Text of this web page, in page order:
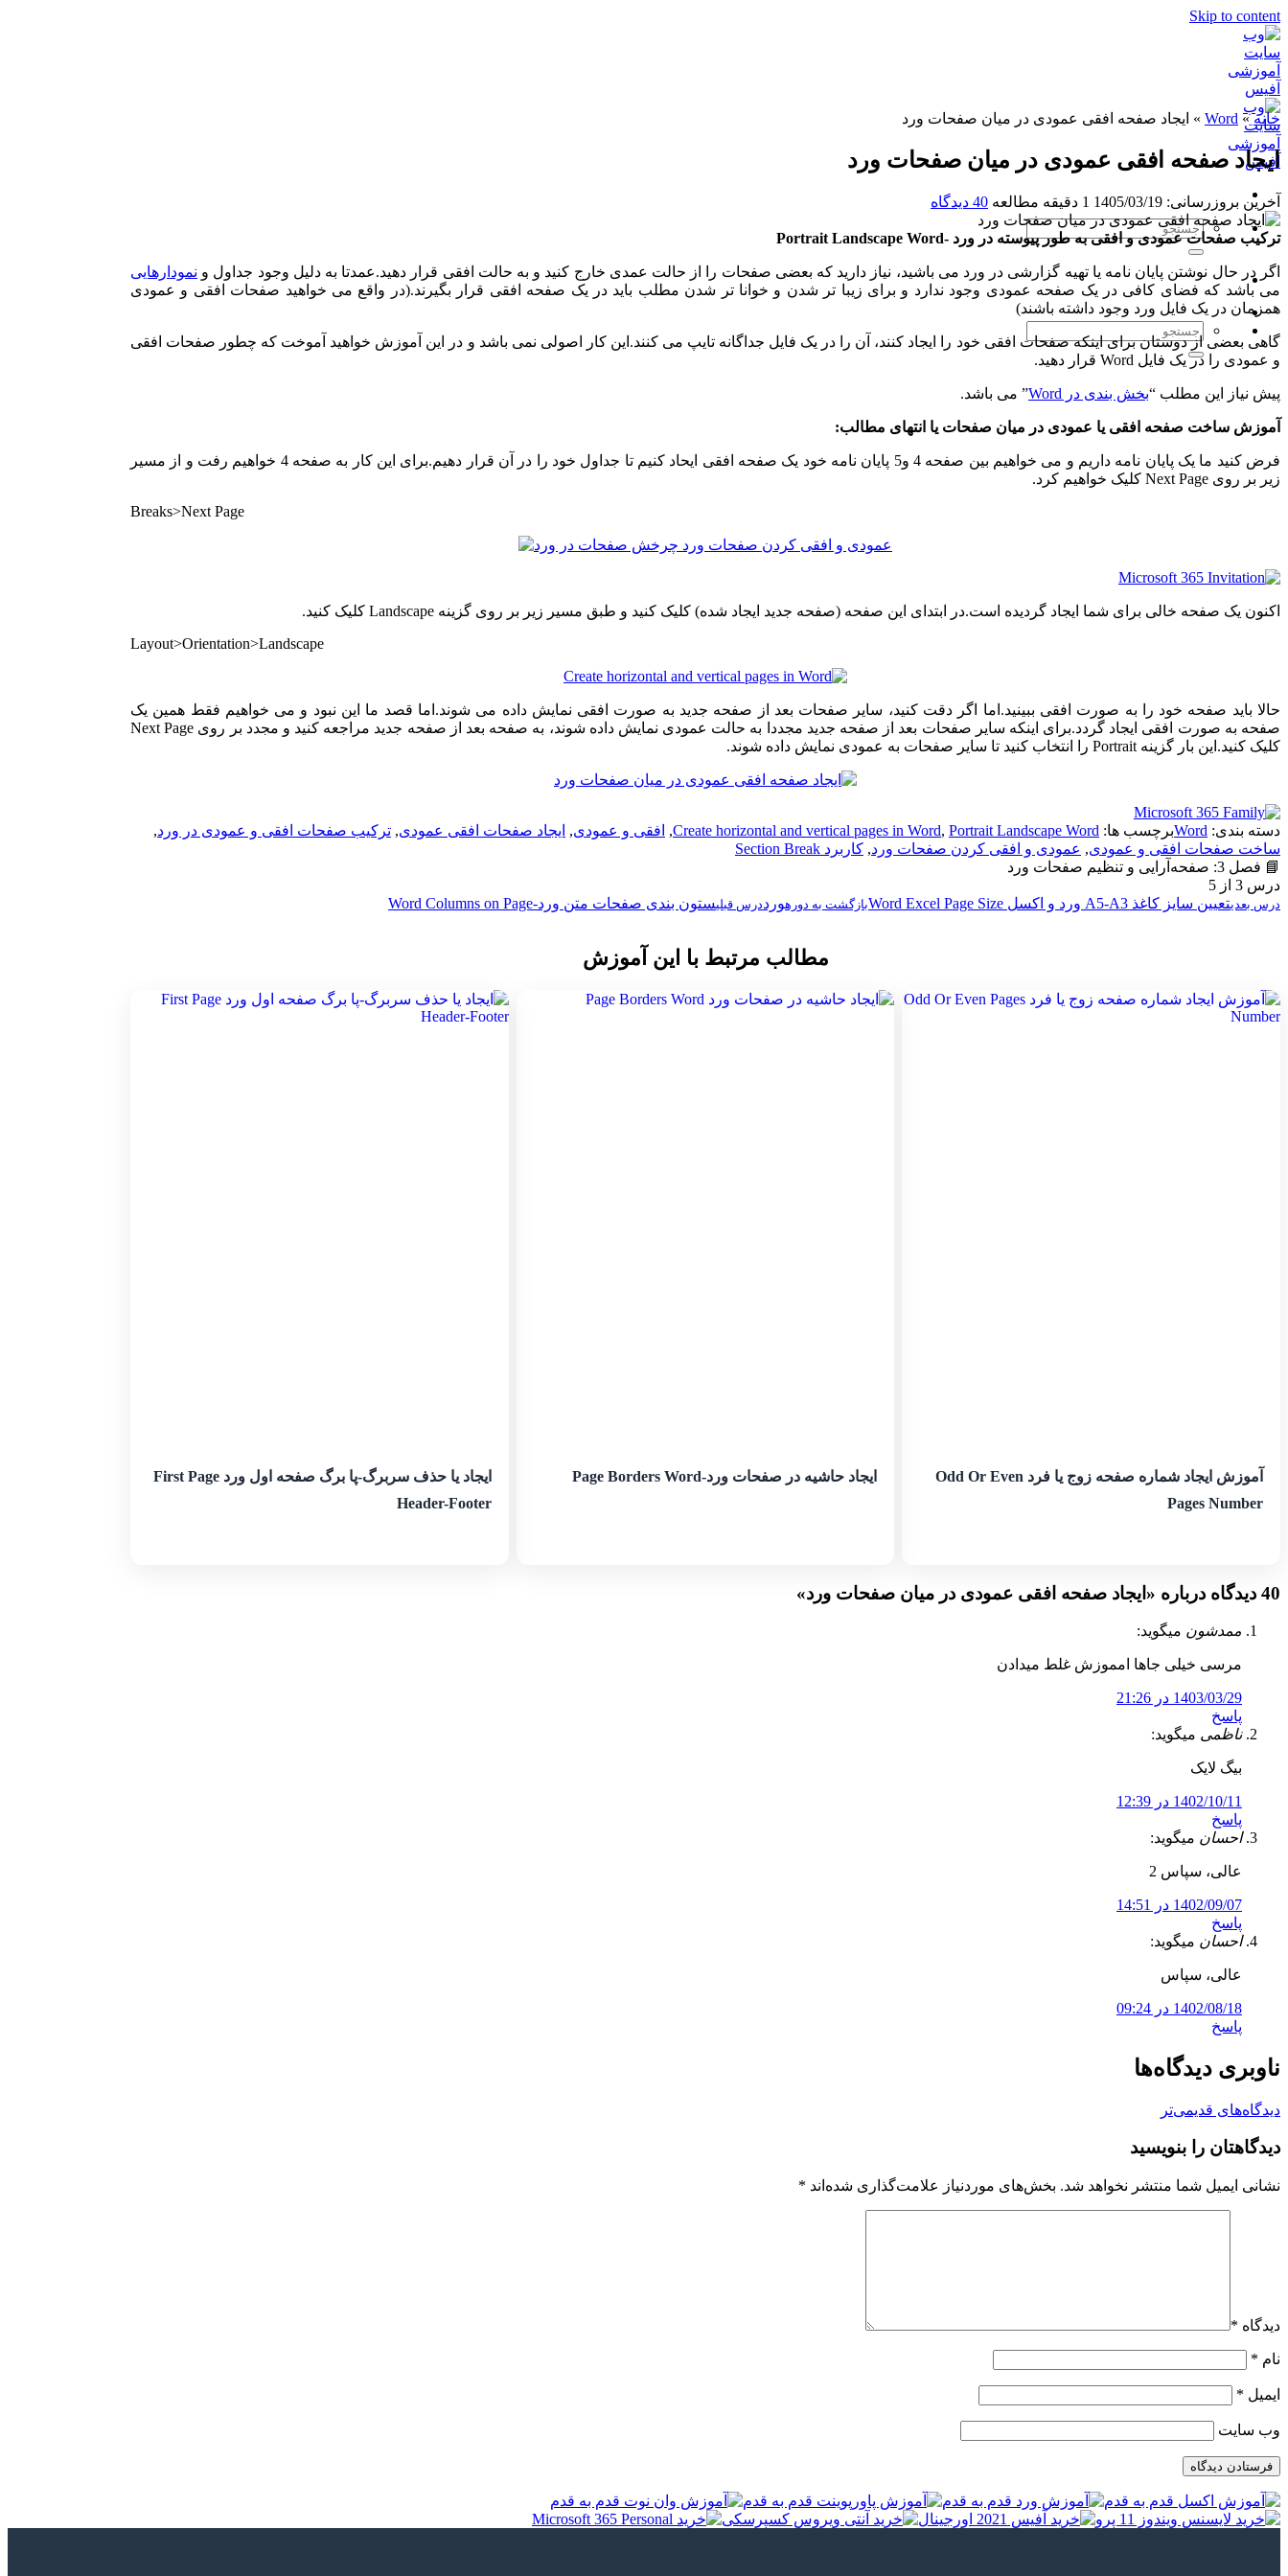
Skip to content
خانه»
Word
» ایجاد صفحه افقی عمودی در میان صفحات ورد
ایجاد صفحه افقی عمودی در میان صفحات ورد
آخرین بروزرسانی: 1405/03/19 1 دقیقه مطالعه 40 دیدگاه
ترکیب صفحات عمودی و افقی به طور پیوسته در ورد -Portrait Landscape Word
اگر در حال نوشتن پایان نامه یا تهیه گزارشی در ورد می باشید، نیاز دارید که بعضی صفحات را از حالت عمدی خارج کنید و به حالت افقی قرار دهید.عمدتا به دلیل وجود جداول و نمودارهایی
می باشد که فضای کافی در یک صفحه عمودی وجود ندارد و برای زیبا تر شدن و خوانا تر شدن مطلب باید در یک صفحه افقی قرار بگیرند.(در واقع می خواهید صفحات افقی و عمودی
همزمان در یک فایل ورد وجود داشته باشند)
گاهی بعضی از دوستان برای اینکه صفحات افقی خود را ایجاد کنند، آن را در یک فایل جداگانه تایپ می کنند.این کار اصولی نمی باشد و در این آموزش خواهید آموخت که چطور صفحات افقی
و عمودی را در یک فایل Word قرار دهید.
پیش نیاز این مطلب “بخش بندی در Word ” می باشد.
آموزش ساخت صفحه افقی یا عمودی در میان صفحات یا انتهای مطالب:
فرض کنید ما یک پایان نامه داریم و می خواهیم بین صفحه 4 و5 پایان نامه خود یک صفحه افقی ایحاد کنیم تا جداول خود را در آن قرار دهیم.برای این کار به صفحه 4 خواهیم رفت و از مسیر
زیر بر روی Next Page کلیک خواهیم کرد.
Breaks>Next Page
اکنون یک صفحه خالی برای شما ایجاد گردیده است.در ابتدای این صفحه (صفحه جدید ایجاد شده) کلیک کنید و طبق مسیر زیر بر روی گزینه Landscape کلیک کنید.
Layout>Orientation>Landscape
حالا باید صفحه خود را به صورت افقی ببینید.اما اگر دقت کنید، سایر صفحات بعد از صفحه جدید به صورت افقی نمایش داده می شوند.اما قصد ما این نبود و می خواهیم فقط همین یک
صفحه به صورت افقی ایجاد گردد.برای اینکه سایر صفحات بعد از صفحه جدید مجددا به حالت عمودی نمایش داده شوند، به صفحه بعد از صفحه جدید مراجعه کنید و مجدد بر روی Next Page
کلیک کنید.این بار گزینه Portrait را انتخاب کنید تا سایر صفحات به عمودی نمایش داده شوند.
دسته بندی: Wordبرچسب ها: Create horizontal and vertical pages in Word, Portrait Landscape Word
, افقی و عمودی, ایجاد صفحات افقی عمودی, ترکیب صفحات افقی و عمودی در ورد,
ساخت صفحات افقی و عمودی, عمودی و افقی کردن صفحات ورد, کاربرد Section Break
📘 فصل 3: صفحه‌آرایی و تنظیم صفحات ورد
درس 3 از 5
درس بعدیتعیین سایز کاغذ A5-A3 ورد و اکسل Word Excel Page Size بازگشت به دورهورددرس قبلیستون بندی صفحات متن ورد-Word Columns on Page
مطالب مرتبط با این آموزش
آموزش ایجاد شماره صفحه زوج یا فرد Odd Or Even
Pages Number
ایجاد حاشیه در صفحات ورد-Page Borders Word
ایجاد یا حذف سربرگ-پا برگ صفحه اول ورد First Page
Header-Footer
40 دیدگاه درباره « ایجاد صفحه افقی عمودی در میان صفحات ورد»
ممدشون میگوید:
مرسی خیلی جاها امموزش غلط میدادن
1403/03/29 در 21:26
پاسخ
ناظمی میگوید:
بیگ لایک
1402/10/11 در 12:39
پاسخ
احسان میگوید:
عالی، سپاس 2
1402/09/07 در 14:51
پاسخ
احسان میگوید:
عالی، سپاس
1402/08/18 در 09:24
پاسخ
ناوبری دیدگاه‌ها
دیدگاه‌های قدیمی‌تر
دیدگاهتان را بنویسید
نشانی ایمیل شما منتشر نخواهد شد. بخش‌های موردنیاز علامت‌گذاری شده‌اند *
دیدگاه *
نام *
ایمیل *
وب‌ سایت